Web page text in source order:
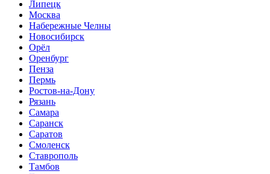
Липецк
Москва
Набережные Челны
Новосибирск
Орёл
Оренбург
Пенза
Пермь
Ростов-на-Дону
Рязань
Самара
Саранск
Саратов
Смоленск
Ставрополь
Тамбов